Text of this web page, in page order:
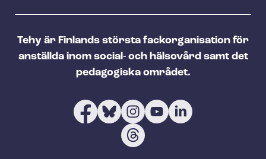
Tehy är Finlands största fackorganisation för
anställda inom social- och hälsovård samt det
pedagogiska området.